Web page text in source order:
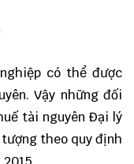
có thể được
Vậy những đối
tài nguyên Đại lý
theo quy định